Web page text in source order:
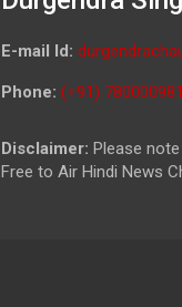
E-mail Id:
Phone: (+91)
Disclaimer: Please
Free to Air Hindi News